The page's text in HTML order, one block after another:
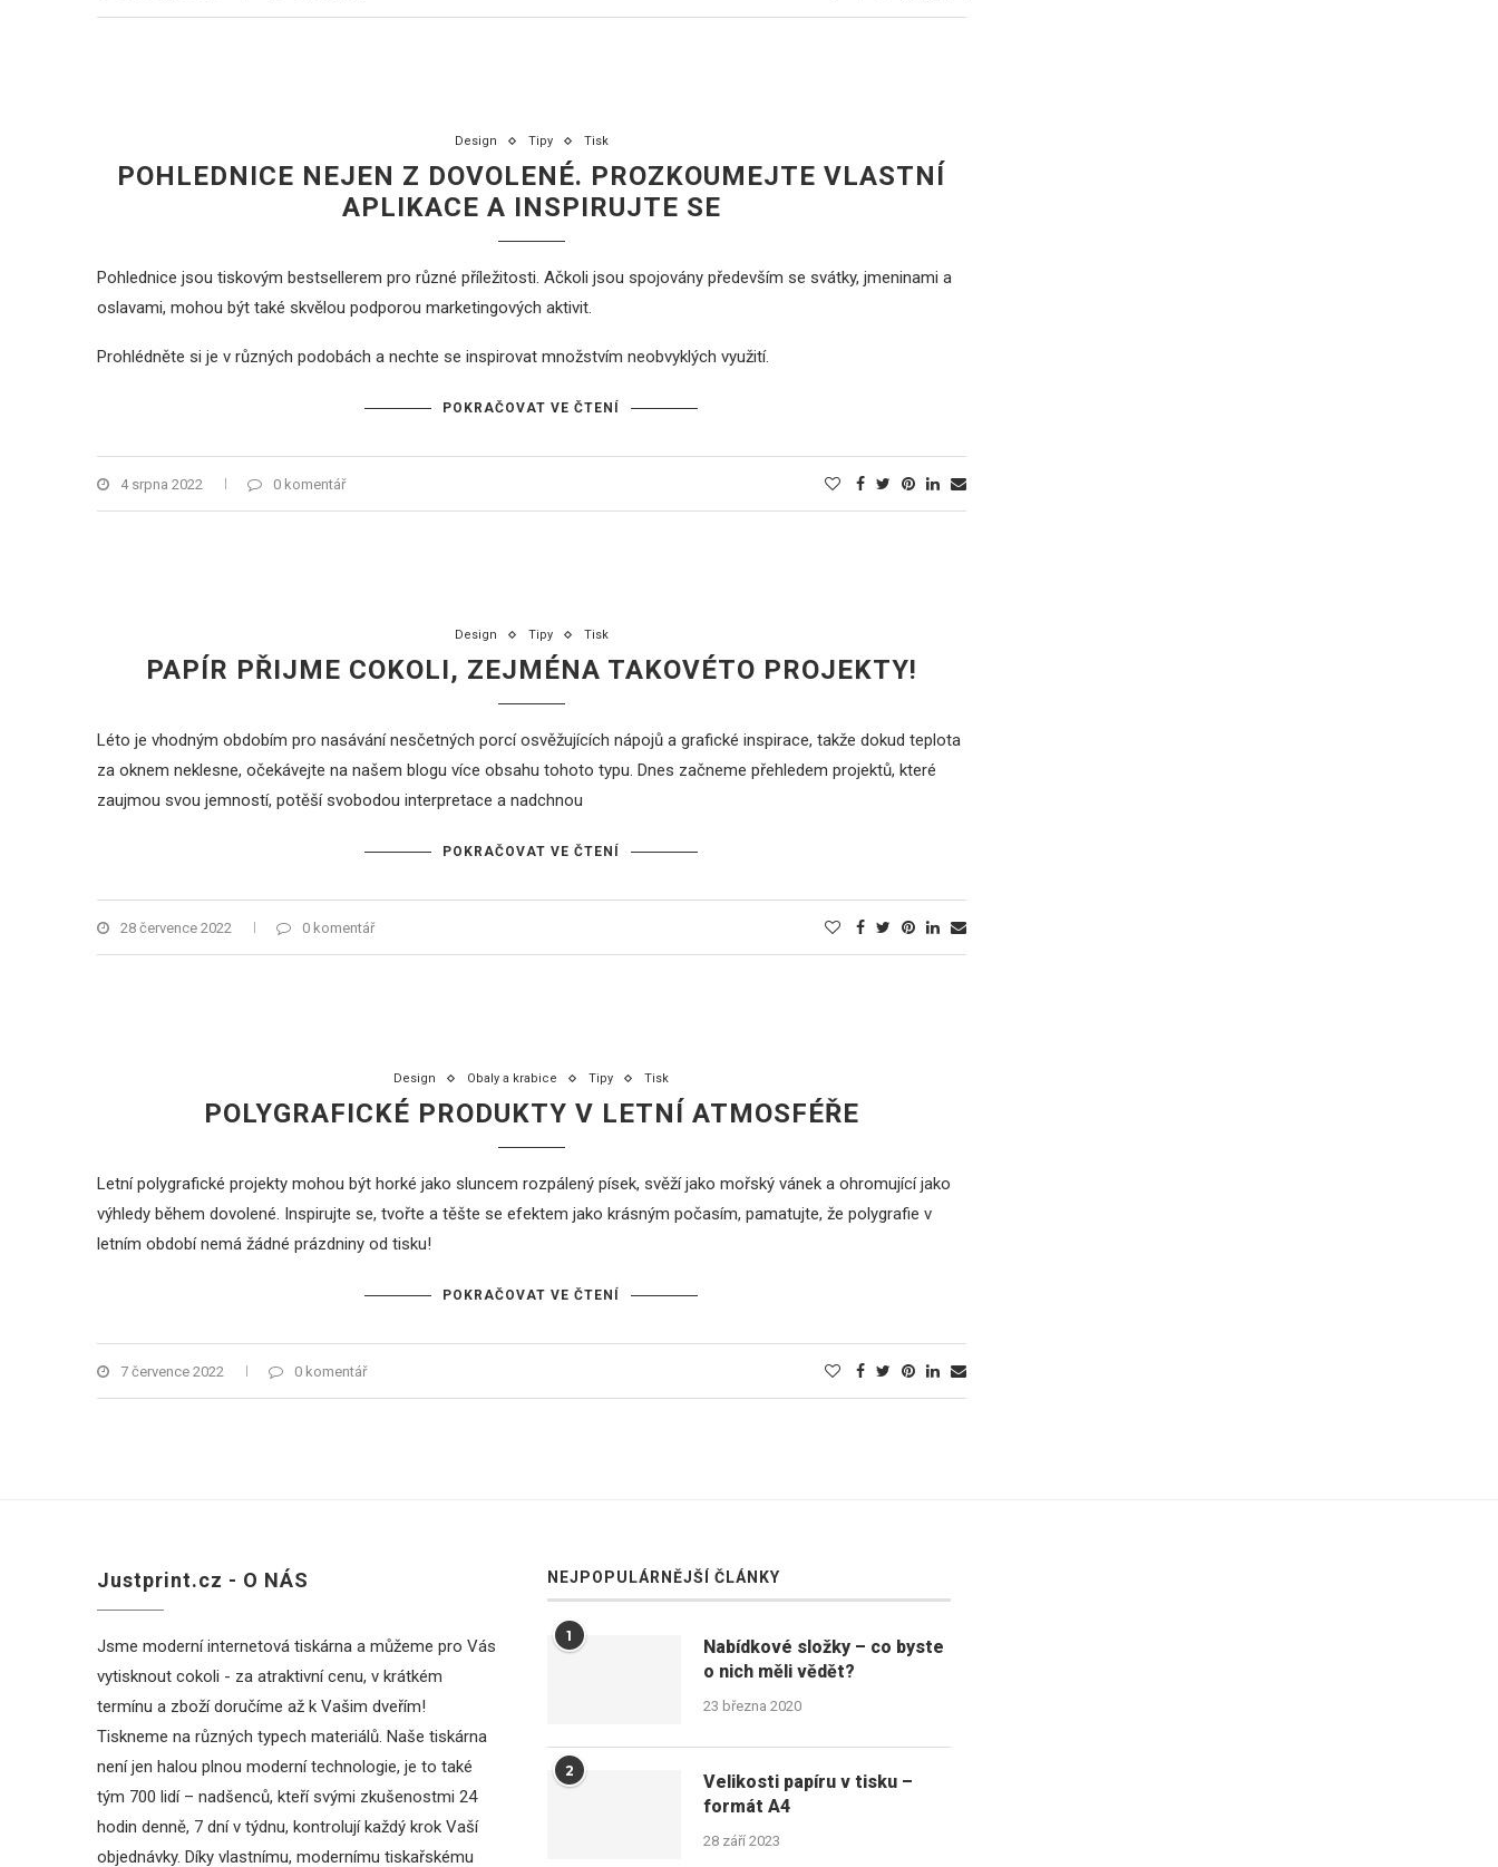
Design Tipy Tisk
POHLEDNICE NEJEN Z DOVOLENÉ. PROZKOUMEJTE VLASTNÍ
APLIKACE A INSPIRUJTE SE
Pohlednice jsou tiskovým bestsellerem pro různé příležitosti. Ačkoli jsou spojovány především se svátky, jmeninami a
oslavami, mohou být také skvělou podporou marketingových aktivit.
Prohlédněte si je v různých podobách a nechte se inspirovat množstvím neobvyklých využití.
POKRAČOVAT VE ČTENÍ
4 srpna 2022 0 komentář
Design Tipy Tisk
PAPÍR PŘIJME COKOLI, ZEJMÉNA TAKOVÉTO PROJEKTY!
Léto je vhodným obdobím pro nasávání nesčetných porcí osvěžujících nápojů a grafické inspirace, takže dokud teplota
za oknem neklesne, očekávejte na našem blogu více obsahu tohoto typu. Dnes začneme přehledem projektů, které
zaujmou svou jemností, potěší svobodou interpretace a nadchnou
POKRAČOVAT VE ČTENÍ
28 července 2022 0 komentář
Design Obaly a krabice Tipy Tisk
POLYGRAFICKÉ PRODUKTY V LETNÍ ATMOSFÉŘE
Letní polygrafické projekty mohou být horké jako sluncem rozpálený písek, svěží jako mořský vánek a ohromující jako
výhledy během dovolené. Inspirujte se, tvořte a těšte se efektem jako krásným počasím, pamatujte, že polygrafie v
letním období nemá žádné prázdniny od tisku!
POKRAČOVAT VE ČTENÍ
7 července 2022 0 komentář
Justprint.cz - O NÁS
Jsme moderní internetová tiskárna a můžeme pro Vás
vytisknout cokoli - za atraktivní cenu, v krátkém
termínu a zboží doručíme až k Vašim dveřím!
Tiskneme na různých typech materiálů. Naše tiskárna
není jen halou plnou moderní technologie, je to také
tým 700 lidí – nadšenců, kteří svými zkušenostmi 24
hodin denně, 7 dní v týdnu, kontrolují každý krok Vaší
objednávky. Díky vlastnímu, modernímu tiskařskému
NEJPOPULÁRNĚJŠÍ ČLÁNKY
1
Nabídkové složky – co byste
o nich měli vědět?
23 března 2020
2
Velikosti papíru v tisku –
formát A4
28 září 2023